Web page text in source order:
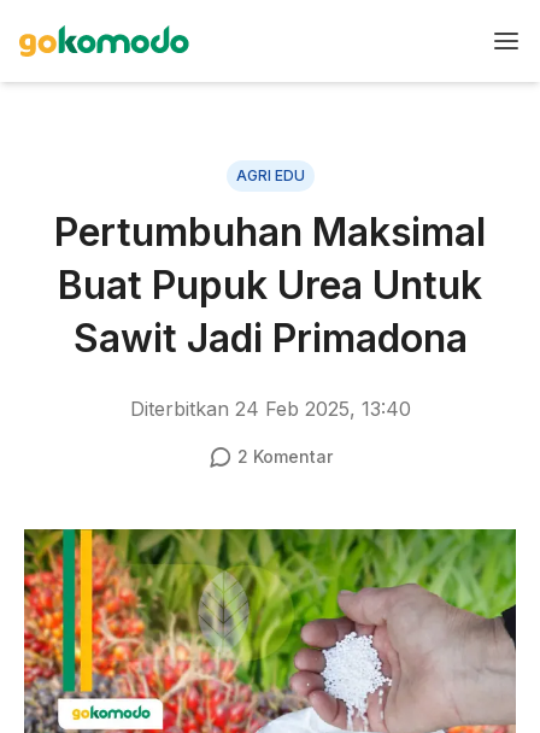
AGRI EDU
Pertumbuhan Maksimal
Buat Pupuk Urea Untuk
Sawit Jadi Primadona
Diterbitkan 24 Feb 2025, 13:40
2 Komentar